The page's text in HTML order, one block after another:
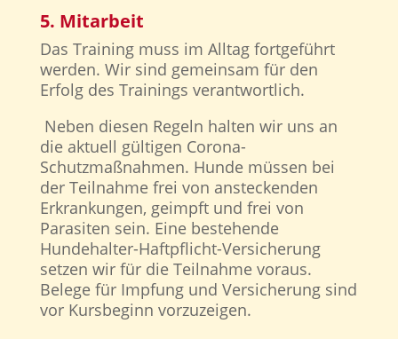
5. Mitarbeit
Das Training muss im Alltag fortgeführt
werden. Wir sind gemeinsam für den
Erfolg des Trainings verantwortlich.
Neben diesen Regeln halten wir uns an
die aktuell gültigen Corona-
Schutzmaßnahmen. Hunde müssen bei
der Teilnahme frei von ansteckenden
Erkrankungen, geimpft und frei von
Parasiten sein. Eine bestehende
Hundehalter-Haftpflicht-Versicherung
setzen wir für die Teilnahme voraus.
Belege für Impfung und Versicherung sind
vor Kursbeginn vorzuzeigen.